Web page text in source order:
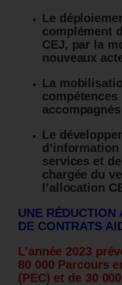
Le
complément
CEJ, par la
nouveaux
La
Le
d’information
services et
chargée du
l’allocation
UNE RÉDUCTION
DE CONTRATS
L’année 2023
80 000 Parcours
(PEC) et de 30